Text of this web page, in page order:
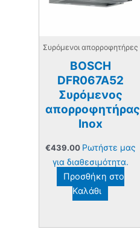
Συρόμενοι απορροφητήρες
BOSCH
DFR067A52
Συρόμενος
απορροφητήρας
Inox
€439.00 Ρωτήστε μας
για διαθεσιμότητα.
Προσθήκη στο
Καλάθι